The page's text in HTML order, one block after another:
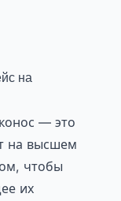
на
— это
на высшем
чтобы
их